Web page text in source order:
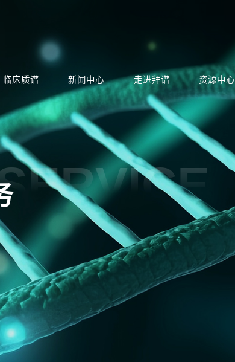
临床质谱 新闻中心 走进拜谱 资源中心